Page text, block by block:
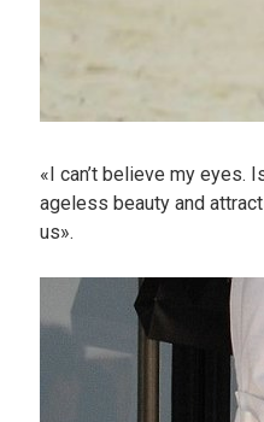
«I can’t believe my eyes.
ageless beauty and
us».